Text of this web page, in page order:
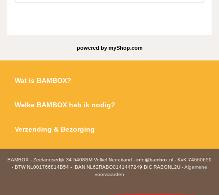
powered by myShop.com
Wat is BAMBOX?
Welke BAMBOX heb ik nodig?
Verzending & Bezorging
BAMBOX - Zeelandsedijk 34 5408SM Volkel Nederland - info@bambox.nl - KvK 74660659
- BTW NL001766814B54 - IBAN NL62RABO0141447249 BIC RABONL2U -Algemene
voorwaarden